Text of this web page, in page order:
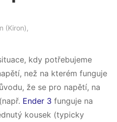
(Kiron),
kdy potřebujeme
než na kterém funguje
že se pro napětí, na
Ender 3 funguje na
kousek (typicky